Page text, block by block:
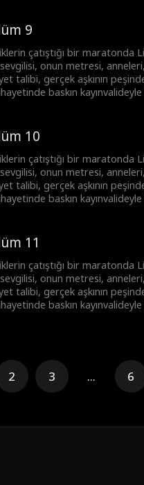
9
çatıştığı bir maratonda
onun metresi,
talibi, gerçek aşkının
baskın
10
çatıştığı bir maratonda
onun metresi,
talibi, gerçek aşkının
baskın
11
çatıştığı bir maratonda
onun metresi,
talibi, gerçek aşkının
baskın
2 3 ... 6